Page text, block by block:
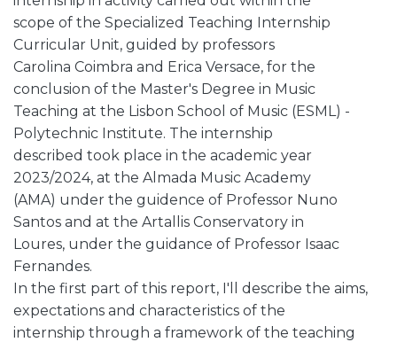
scope of the Specialized Teaching Internship
Curricular Unit, guided by professors
Carolina Coimbra and Erica Versace, for the
conclusion of the Master's Degree in Music
Teaching at the Lisbon School of Music (ESML) -
Polytechnic Institute. The internship
described took place in the academic year
2023/2024, at the Almada Music Academy
(AMA) under the guidence of Professor Nuno
Santos and at the Artallis Conservatory in
Loures, under the guidance of Professor Isaac
Fernandes.
In the first part of this report, I'll describe the aims,
expectations and characteristics of the
internship through a framework of the teaching